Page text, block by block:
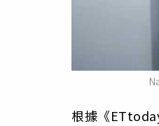
根據《